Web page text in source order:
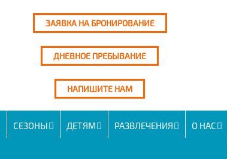
ЗАЯВКА НА БРОНИРОВАНИЕ
ДНЕВНОЕ ПРЕБЫВАНИЕ
НАПИШИТЕ НАМ
СЕЗОНЫ ДЕТЯМ РАЗВЛЕЧЕНИЯ О НАС